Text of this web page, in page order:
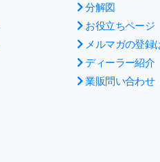
分解図
お役立ちページ
メルマガの登録
ディーラー紹介
業販問い合わせ